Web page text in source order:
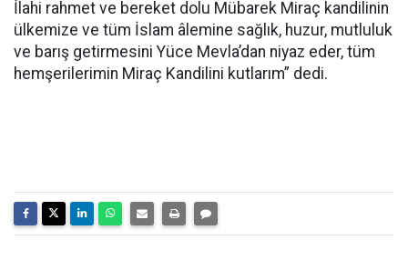
İlahi rahmet ve bereket dolu Mübarek Miraç kandilinin
ülkemize ve tüm İslam âlemine sağlık, huzur, mutluluk
ve barış getirmesini Yüce Mevla’dan niyaz eder, tüm
hemşerilerimin Miraç Kandilini kutlarım” dedi.